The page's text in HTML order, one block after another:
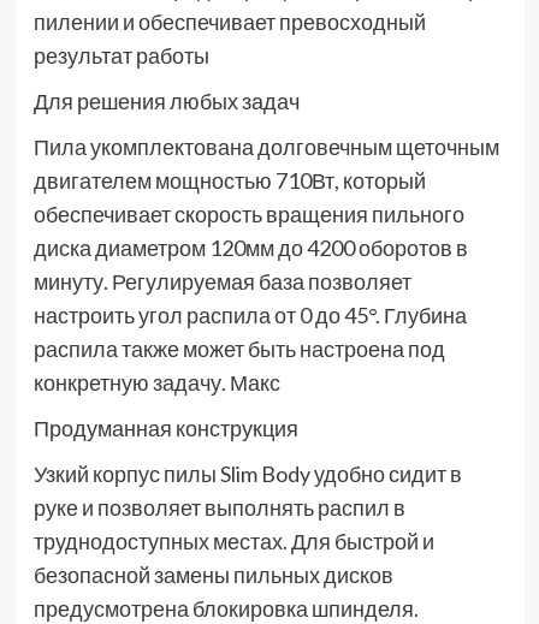
пилении и обеспечивает превосходный
результат работы
Для решения любых задач
Пила укомплектована долговечным щеточным
двигателем мощностью 710Вт, который
обеспечивает скорость вращения пильного
диска диаметром 120мм до 4200 оборотов в
минуту. Регулируемая база позволяет
настроить угол распила от 0 до 45°. Глубина
распила также может быть настроена под
конкретную задачу. Макс
Продуманная конструкция
Узкий корпус пилы Slim Body удобно сидит в
руке и позволяет выполнять распил в
труднодоступных местах. Для быстрой и
безопасной замены пильных дисков
предусмотрена блокировка шпинделя.